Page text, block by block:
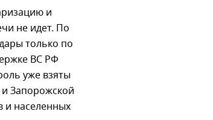
и
не идет. По
только по
ВС РФ
уже взяты
Запорожской
и населенных